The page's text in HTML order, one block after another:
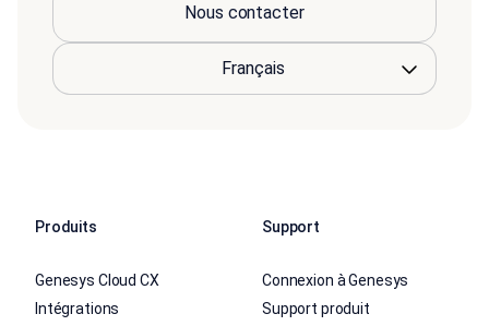
Nous contacter
Produits
Genesys Cloud CX
Intégrations
Support
Connexion à Genesys
Support produit